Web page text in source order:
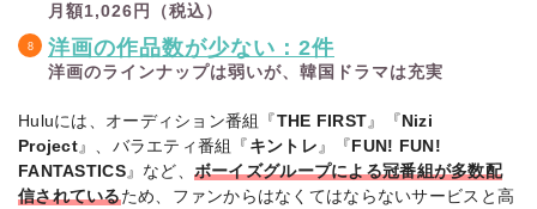
8月8
日
（土）
海外
ドラ
マ
テイル／侍女の
物語 ファイナル
見放題独占配信。初
回第1・2話、以降毎
週金曜に1話ずつ配信
8月9
日
（日）
17:00
音楽
ライ
ブ
ハロ！コン 202
6
Hulu見放題で独占生
配信。ハロー！プロ
ジェクト全グループ
が出演
月額1,026円（税込）
洋画の作品数が少ない：2件
洋画のラインナップは弱いが、韓国ドラマは充実
Huluには、オーディション番組『THE FIRST 』『Nizi
Project』、バラエティ番組『 キントレ 』『FUN! FUN!
FANTASTICS』など、 ボーイズグループによる冠番組が多数配
信されているため、ファンからはなくてはならないサービスと高